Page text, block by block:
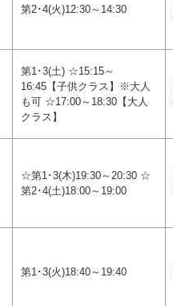
第2･4(火)12:30～14:30
第1･3(土) ☆15:15～
16:45【子供クラス】※大人
も可 ☆17:00～18:30【大人
クラス】
☆第1･3(木)19:30～20:30 ☆
第2･4(土)18:00～19:00
第1･3(火)18:40～19:40